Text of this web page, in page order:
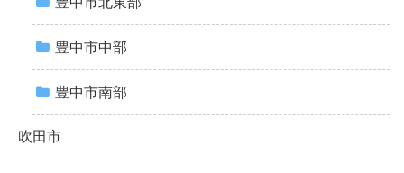
豊中市中部
豊中市南部
吹田市